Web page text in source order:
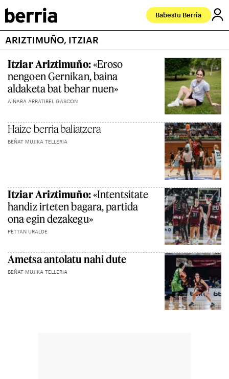
Babestu Berria
ARIZTIMUÑO, ITZIAR
Itziar Ariztimuño:«Eroso
nengoen Gernikan, baina
aldaketa bat behar nuen»
AINARA ARRATIBEL GASCON
Haize berria baliatzera
BEÑAT MUJIKA TELLERIA
Itziar Ariztimuño:«Intentsitate
handiz irteten bagara, partida
ona egin dezakegu»
PETTAN URALDE
Ametsa antolatu nahi dute
BEÑAT MUJIKA TELLERIA